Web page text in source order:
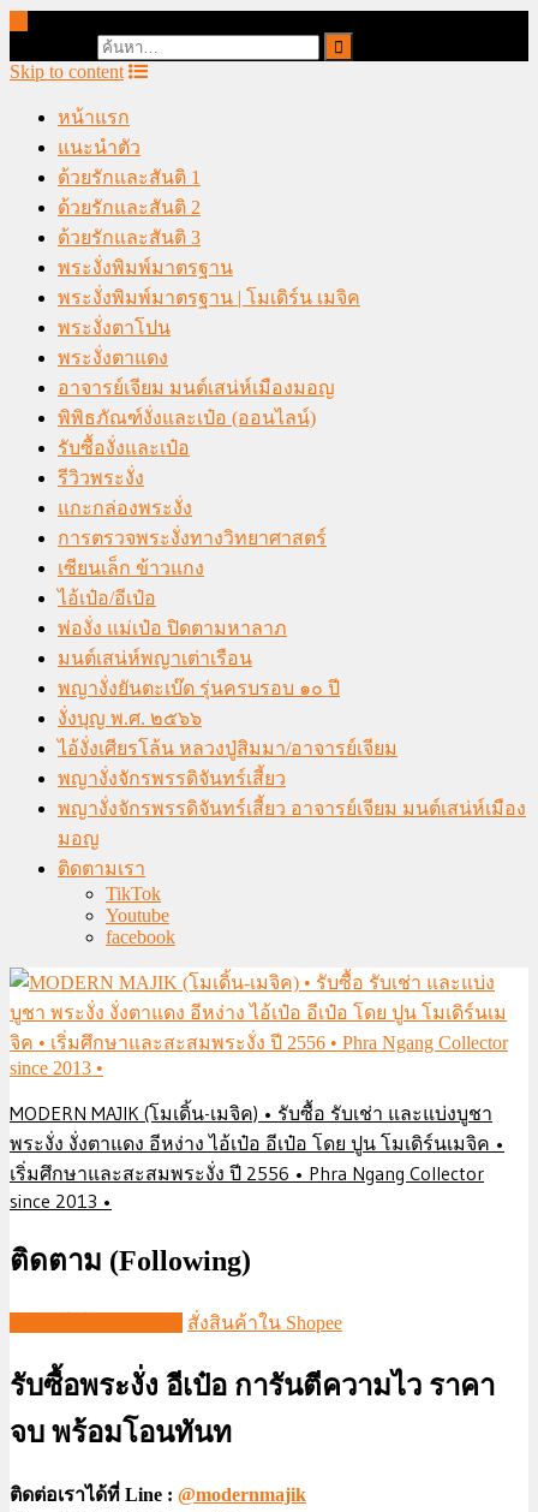
Skip to content
หน้าแรก
แนะนำตัว
ด้วยรักและสันติ 1
ด้วยรักและสันติ 2
ด้วยรักและสันติ 3
พระงั่งพิมพ์มาตรฐาน
พระงั่งพิมพ์มาตรฐาน | โมเดิร์น เมจิค
พระงั่งตาโปน
พระงั่งตาแดง
อาจารย์เจียม มนต์เสน่ห์เมืองมอญ
พิพิธภัณฑ์งั่งและเป๋อ (ออนไลน์)
รับซื้องั่งและเป๋อ
รีวิวพระงั่ง
แกะกล่องพระงั่ง
การตรวจพระงั่งทางวิทยาศาสตร์
เซียนเล็ก ข้าวแกง
ไอ้เป๋อ/อีเป๋อ
พ่องั่ง แม่เป๋อ ปิดตามหาลาภ
มนต์เสน่ห์พญาเต่าเรือน
พญางั่งยันตะเบ๊ด รุ่นครบรอบ ๑๐ ปี
งั่งบุญ พ.ศ. ๒๕๖๖
ไอ้งั่งเศียรโล้น หลวงปู่สิมมา/อาจารย์เจียม
พญางั่งจักรพรรดิจันทร์เสี้ยว
พญางั่งจักรพรรดิจันทร์เสี้ยว อาจารย์เจียม มนต์เสน่ห์เมือง
มอญ
ติดตามเรา
TikTok
Youtube
facebook
MODERN MAJIK (โมเดิ้น-เมจิค) • รับซื้อ รับเช่า และแบ่งบูชา
พระงั่ง งั่งตาแดง อีหง่าง ไอ้เป๋อ อีเป๋อ โดย ปูน โมเดิร์นเมจิค •
เริ่มศึกษาและสะสมพระงั่ง ปี 2556 • Phra Ngang Collector
since 2013 •
ติดตาม (Following)
สั่งสินค้าใน Shopee
รับซื้อพระงั่ง อีเป๋อ การันตีความไว ราคา
จบ พร้อมโอนทันท
ติดต่อเราได้ที่ Line : @modernmajik